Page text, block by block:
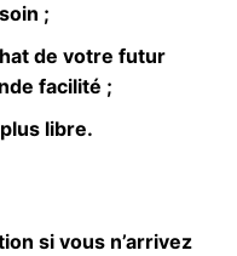
;
de votre futur
facilité ;
libre.
si vous n’arrivez